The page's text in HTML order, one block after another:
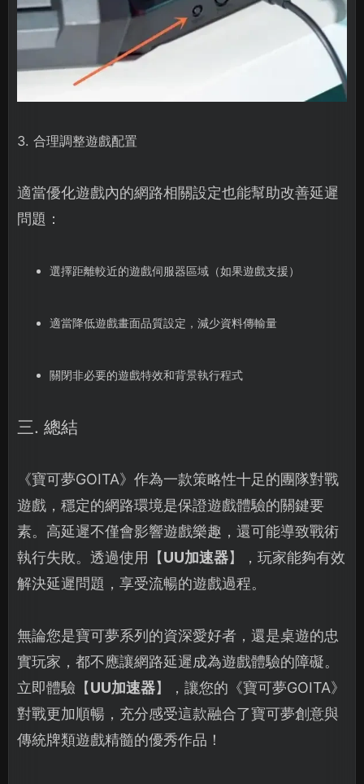
3. 合理調整遊戲配置
適當優化遊戲內的網路相關設定也能幫助改善延遲
問題：
選擇距離較近的遊戲伺服器區域（如果遊戲支援）
適當降低遊戲畫面品質設定，減少資料傳輸量
關閉非必要的遊戲特效和背景執行程式
三. 總結
《寶可夢GOITA》作為一款策略性十足的團隊對戰
遊戲，穩定的網路環境是保證遊戲體驗的關鍵要
素。高延遲不僅會影響遊戲樂趣，還可能導致戰術
執行失敗。透過使用【UU加速器】，玩家能夠有效
解決延遲問題，享受流暢的遊戲過程。
無論您是寶可夢系列的資深愛好者，還是桌遊的忠
實玩家，都不應讓網路延遲成為遊戲體驗的障礙。
立即體驗【UU加速器】，讓您的《寶可夢GOITA》
對戰更加順暢，充分感受這款融合了寶可夢創意與
傳統牌類遊戲精髓的優秀作品！